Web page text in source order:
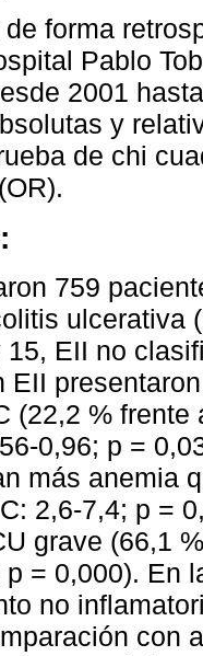
forma
Pablo
2001
y
de chi
759
ulcerativa
15, EII no
EII
(22,2 %
0,96; p =
más anemia
2,6-7,4; p =
grave (66,1
p = 0,000). En
no
con